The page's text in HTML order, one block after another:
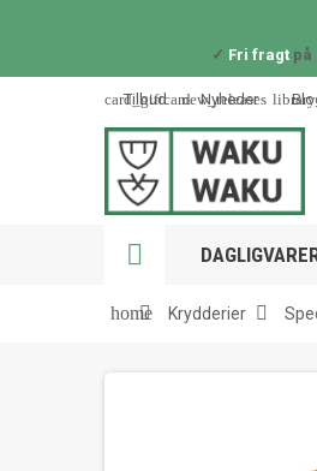
✓ Fri fragtpå
card_giftcard
Tilbud new_releases
Nyheder

home
 Krydderier 